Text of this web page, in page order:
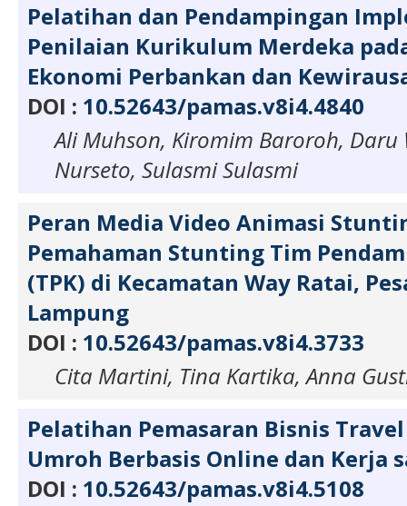
Pelatihan dan Pendampingan
Penilaian Kurikulum Merdeka
Ekonomi Perbankan dan
DOI : 10.52643/pamas.v8i4.4840
Ali Muhson, Kiromim Baroroh, Daru
Nurseto, Sulasmi Sulasmi
Peran Media Video Animasi
Pemahaman Stunting Tim
(TPK) di Kecamatan Way Ratai,
Lampung
DOI : 10.52643/pamas.v8i4.3733
Cita Martini, Tina Kartika, Anna
Pelatihan Pemasaran Bisnis
Umroh Berbasis Online dan Kerja
DOI : 10.52643/pamas.v8i4.5108